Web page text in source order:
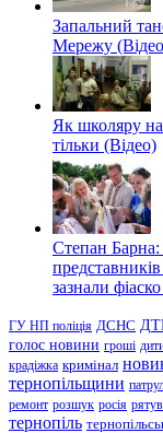
Запальний
Мережу
Як школяру
тільки (Відео)
Степан Барна:
зазнали
ГУ НП поліція ДСНС
голос новини гроші
крадіжка кримінал
тернопільщини
ремонт розшук росія
тернопіль